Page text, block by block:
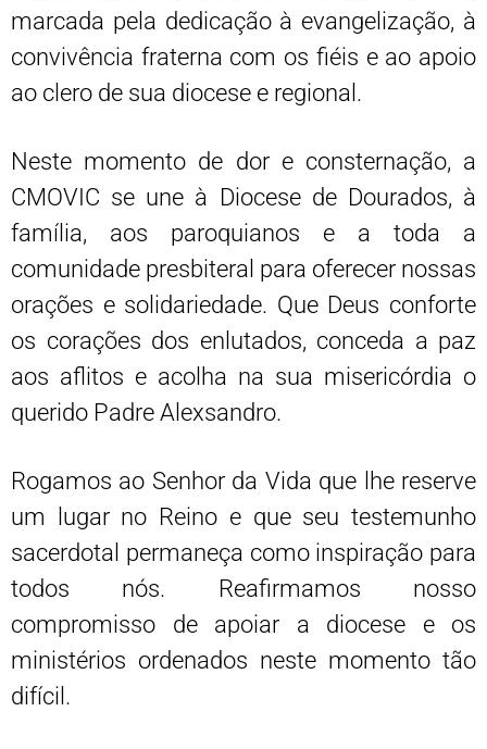
marcada pela dedicação à evangelização, à
convivência fraterna com os fiéis e ao apoio
ao clero de sua diocese e regional.
Neste momento de dor e consternação, a
CMOVIC se une à Diocese de Dourados, à
família, aos paroquianos e a toda a
comunidade presbiteral para oferecer nossas
orações e solidariedade. Que Deus conforte
os corações dos enlutados, conceda a paz
aos aflitos e acolha na sua misericórdia o
querido Padre Alexsandro.
Rogamos ao Senhor da Vida que lhe reserve
um lugar no Reino e que seu testemunho
sacerdotal permaneça como inspiração para
todos nós. Reafirmamos nosso
compromisso de apoiar a diocese e os
ministérios ordenados neste momento tão
difícil.